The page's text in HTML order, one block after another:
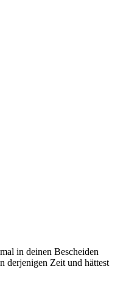
in deinen Bescheiden
derjenigen Zeit und hättest